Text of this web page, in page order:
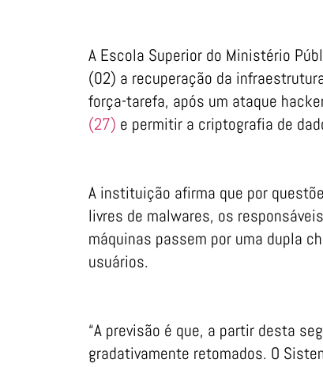
A Escola Superior do Ministério
(02) a recuperação da
força-tarefa, após um ataque
(27) e permitir a criptografia de
A instituição afirma que por
livres de malwares, os
máquinas passem por uma dupla
usuários.
“A previsão é que, a partir desta
gradativamente retomados. O